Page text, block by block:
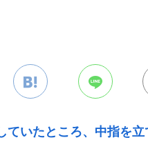
いたところ、中指を